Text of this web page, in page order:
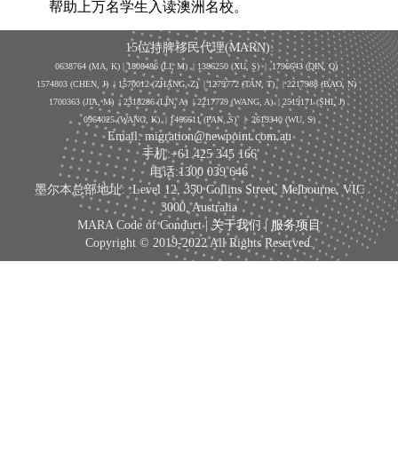
帮助上万名学生入读澳洲名校。
15位持牌移民代理(MARN):
0638764 (MA, K) |1808486 (LI, M) | 1386250 (XU, S)| 1796643 (QIN, Q)
1574803 (CHEN, J) | 1570012 (ZHANG, Z) | 1279772 (TAN, T) | 2217988 (BAO, N)
1700363 (JIA, M) | 2318286 (LIN, A) | 2217779 (WANG, A) | 2519171 (SHI, J)
0964025 (WANG, K) | 1466611 (PAN, S)| 2619340 (WU, S)
Email: migration@newpoint.com.au
手机:+61 425 345 166
电话:1300 039 646
墨尔本总部地址: :Level 12, 350 Collins Street, Melbourne, VIC
3000, Australia
MARA Code of Conduct |关于我们 | 服务项目
Copyright © 2019-2022 All Rights Reserved.